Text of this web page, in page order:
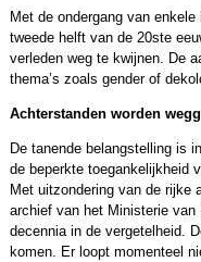
Met de ondergang van
tweede helft van de 20ste
verleden weg te kwijnen. De
thema’s zoals gender of
Achterstanden worden
De tanende belangstelling is
de beperkte toeganke­lijk­heid
Met uitzondering van de rijke
archief van het Ministerie
decennia in de vergetelheid.
komen. Er loopt momenteel